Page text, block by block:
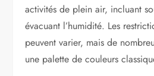
activités de plein air, incluant
évacuant l’humidité. Les
peuvent varier, mais de
une palette de couleurs